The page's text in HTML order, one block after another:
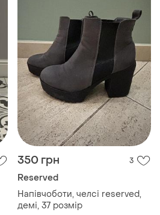
350 грн 3
Reserved
Напівчоботи, челсі reserved,
демі, 37 розмір